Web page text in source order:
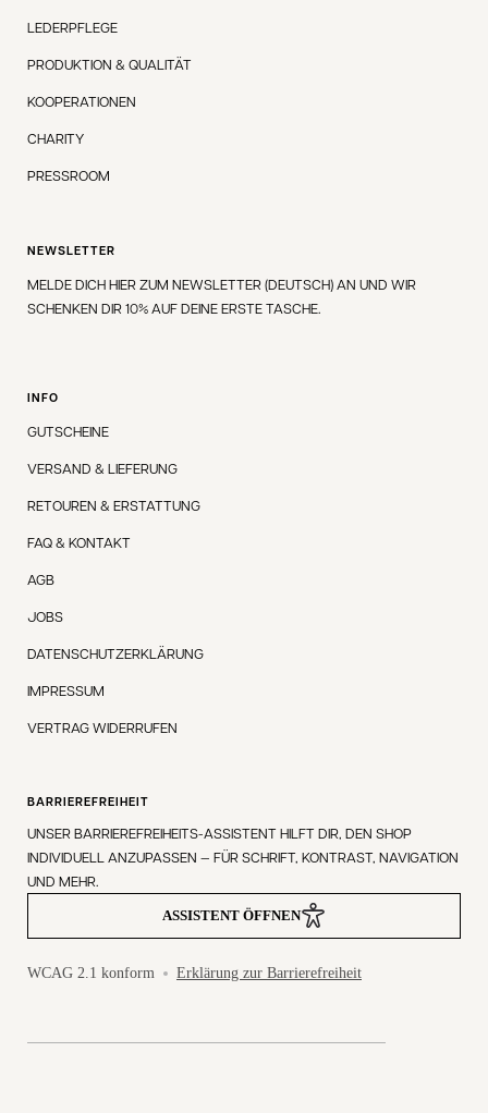
LEDERPFLEGE
PRODUKTION & QUALITÄT
KOOPERATIONEN
CHARITY
PRESSROOM
NEWSLETTER
MELDE DICH HIER ZUM NEWSLETTER (DEUTSCH) AN UND WIR
SCHENKEN DIR 10% AUF DEINE ERSTE TASCHE.
INFO
GUTSCHEINE
VERSAND & LIEFERUNG
RETOUREN & ERSTATTUNG
FAQ & KONTAKT
AGB
JOBS
DATENSCHUTZERKLÄRUNG
IMPRESSUM
VERTRAG WIDERRUFEN
BARRIEREFREIHEIT
UNSER BARRIEREFREIHEITS-ASSISTENT HILFT DIR, DEN SHOP
INDIVIDUELL ANZUPASSEN — FÜR SCHRIFT, KONTRAST, NAVIGATION
UND MEHR.
ASSISTENT ÖFFNEN
WCAG 2.1 konform Erklärung zur Barrierefreiheit